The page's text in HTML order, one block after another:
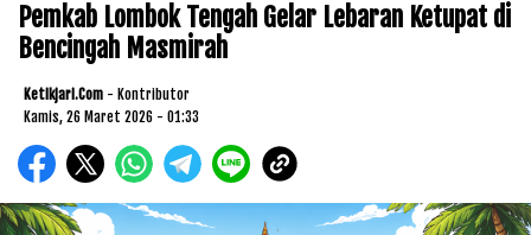
Pemkab Lombok Tengah Gelar Lebaran Ketupat di
Bencingah Masmirah
Ketikjari.com - Kontributor
Kamis, 26 Maret 2026 - 01:33